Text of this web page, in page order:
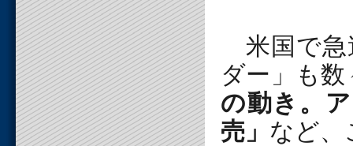
米国で急
ダー」も
の動き。
売」 など、